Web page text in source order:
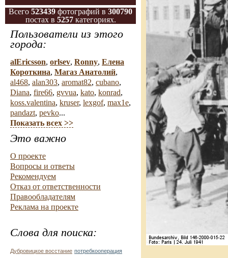
Всего 523439 фотографий в 300790
постах в 5257категориях.
Пользователи из этого
города:
alEricsson, orlsev, Ronny, Елена
Короткина, Магаз Анатолий,
al468, alan303, aromat82, cubano,
Diana, fire66, gvvua, kato, konrad,
koss.valentina, kruser, lexgof, max1e,
pandazt, pevko...
Показать всех >>
Это важно
О проекте
Вопросы и ответы
Рекомендуем
Отказ от ответственности
Правообладателям
Реклама на проекте
Слова для поиска:
Дубровицкое восстание потребкооперация